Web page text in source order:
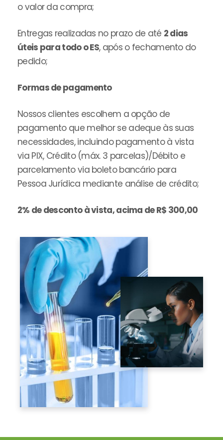
o valor da compra;
Entregas realizadas no prazo de até 2 dias
úteis para todo o ES, após o fechamento do
pedido;
Formas de pagamento
Nossos clientes escolhem a opção de
pagamento que melhor se adeque às suas
necessidades, incluindo pagamento à vista
via PIX, Crédito (máx. 3 parcelas)/Débito e
parcelamento via boleto bancário para
Pessoa Jurídica mediante análise de crédito;
2% de desconto à vista, acima de R$ 300,00